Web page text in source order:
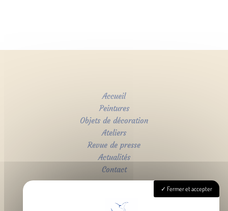
Accueil
Peintures
Objets de décoration
Ateliers
Revue de presse
Actualités
Contact
Fermer et accepter